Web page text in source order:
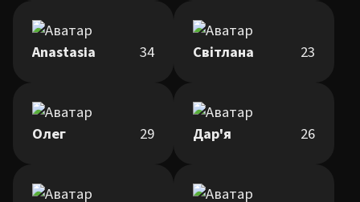
Anastasia 34 Світлана 23
Олег 29 Дар'я 26